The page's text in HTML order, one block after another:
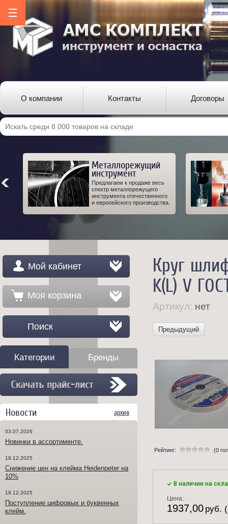
О компании Контакты Договоры
Металлорежущий
инструмент
Предлагаем к продаже весь
спектр металлорежущего
инструмента отечественного
и европейского производства.
Круг
K(L) V
Артикул: нет
Предыдущий
Рейтинг: (0
В наличии на
Цена:
1937,00 руб.
Мой кабинет
Моя корзина
Поиск
Категории Бренды
Новости архив
03.07.2026
Новинки в ассортименте.
19.12.2025
Снижение цен на клейма Heidenpeter на
10%
19.12.2025
Поступление цифровых и буквенных
клейм.